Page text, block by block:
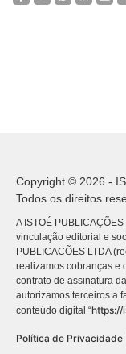
Copyright © 2026 -
Todos os direitos
A ISTOÉ
vinculação editorial e
PUBLICACÕES LTDA
realizamos cobranças e
contrato de assinatura
autorizamos terceiros a
conteúdo digital “https://
Política de Privacidade